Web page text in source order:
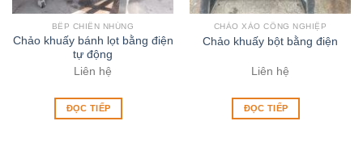
BẾP CHIÊN NHÚNG
Chảo khuấy bánh lọt bằng điện
tự động
Liên hệ
ĐỌC TIẾP
CHẢO XÀO CÔNG NGHIỆP
Chảo khuấy bột bằng điện
Liên hệ
ĐỌC TIẾP